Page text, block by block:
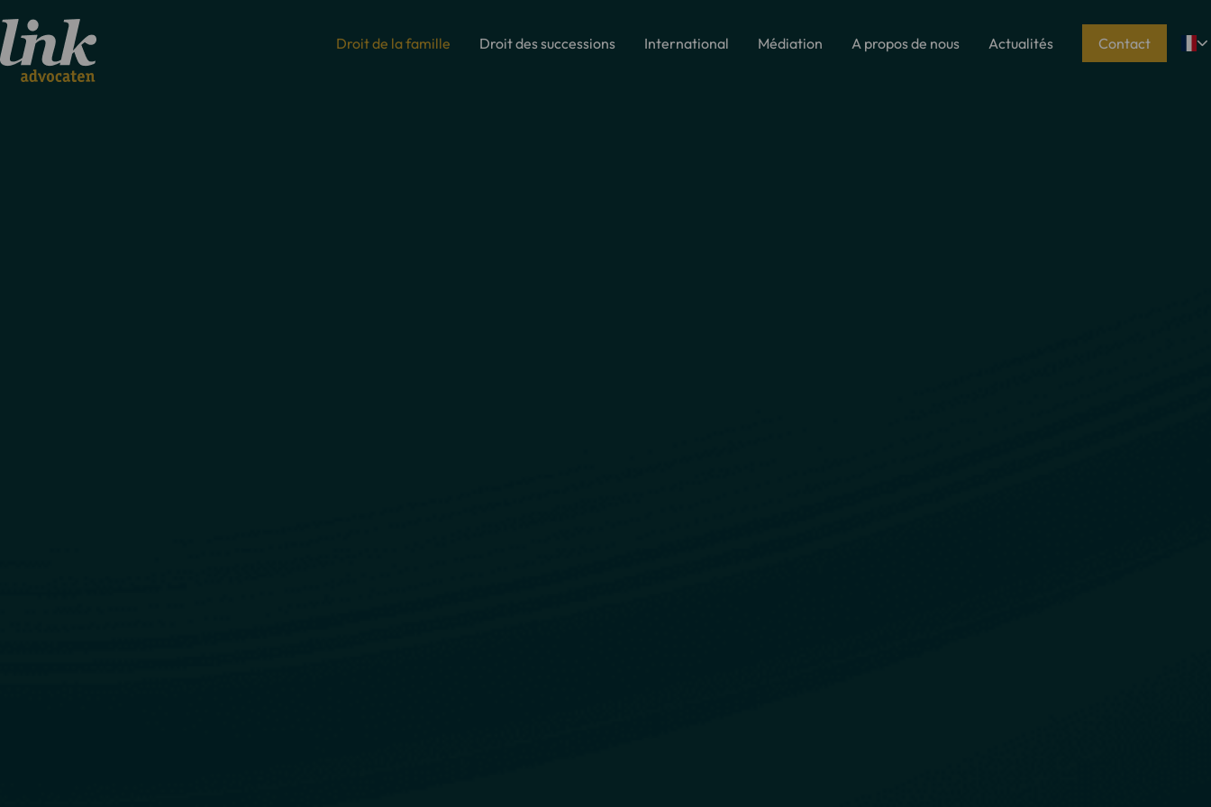
Droit de la famille Droit des successions International Médiation A propos de nous Actualités Contact